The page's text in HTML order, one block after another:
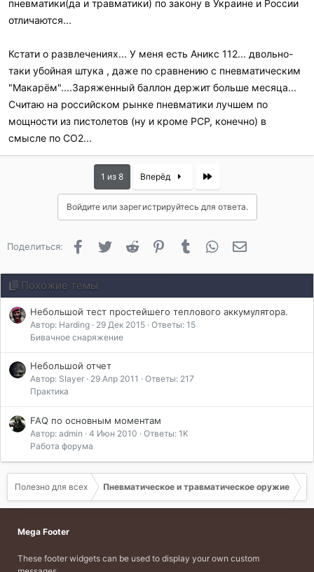
пневматики(да и травматики) по закону в Украине и России
отличаются...
Кстати о развлечениях... У меня есть Аникс 112... двольно-
таки убойная штука , даже по сравнению с пневматическим
"Макарём"....Заряженный баллон держит больше месяца...
Считаю на российском рынке пневматики лучшем по
мощности из пистолетов (ну и кроме РСР, конечно) в
смысле по СО2...
1 из 8 Вперёд Last
Войдите или зарегистрируйтесь для ответа.
Поделиться: FacebookTwitter Reddit PinterestTumblr WhatsApp
Похожие темы
Небольшой тест простейшего теплового аккумулятора.
Автор: Harding 29 Дек 2015 Ответы: 15
Бивачное снаряжение
Небольшой отчет
Автор: Slayer 29 Апр 2011
Ответы: 217
Практика
FAQ по основным моментам
Автор: admin 4 Июн 2010
Ответы: 1K
Работа форума
Полезно для всех Пневматическое и травматическое оружие
Mega Footer
These footer widgets can be used to display your own custom